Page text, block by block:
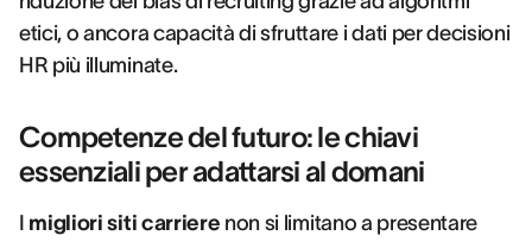
etici, o ancora capacità di sfruttare i dati per decisioni
HR più illuminate.
Competenze del futuro: le chiavi
essenziali per adattarsi al domani
I migliori siti carriere non si limitano a presentare